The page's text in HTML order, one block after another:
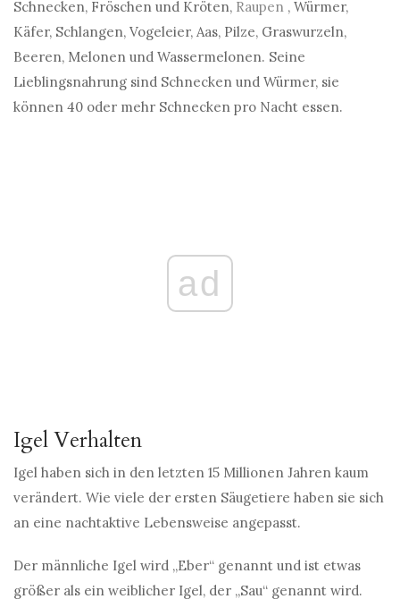
Schnecken, Fröschen und Kröten, Raupen , Würmer,
Käfer, Schlangen, Vogeleier, Aas, Pilze, Graswurzeln,
Beeren, Melonen und Wassermelonen. Seine
Lieblingsnahrung sind Schnecken und Würmer, sie
können 40 oder mehr Schnecken pro Nacht essen.
ad
Igel Verhalten
Igel haben sich in den letzten 15 Millionen Jahren kaum
verändert. Wie viele der ersten Säugetiere haben sie sich
an eine nachtaktive Lebensweise angepasst.
Der männliche Igel wird „Eber“ genannt und ist etwas
größer als ein weiblicher Igel, der „Sau“ genannt wird.